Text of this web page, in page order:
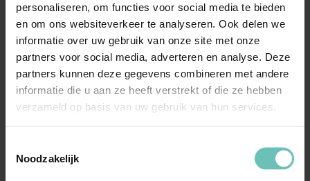
personaliseren, om functies voor social media te bieden
en om ons websiteverkeer te analyseren. Ook delen we
informatie over uw gebruik van onze site met onze
partners voor social media, adverteren en analyse. Deze
partners kunnen deze gegevens combineren met andere
informatie die u aan ze heeft verstrekt of die ze hebben
verzameld op basis van uw gebruik van hun services.
Noodzakelijk
20 NOVEMBER 2020
Uitspraak Hoge Raad: Procesrecht
(ECLI:NL:HR:2020:1838, 20 november 2020,
19/02041)
petitum. ...
Hoge Raad Updates